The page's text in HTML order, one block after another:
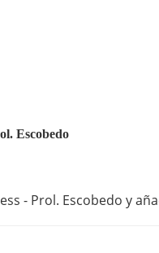
Escobedo
- Prol. Escobedo y